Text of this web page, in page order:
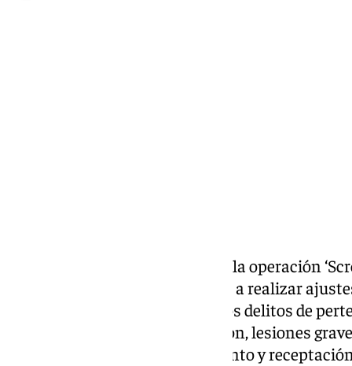
, en el marco de la operación
organización criminal dedicada a realizar
detenidas cinco personas por los delitos de
robo con violencia e intimidación, lesiones
drogas, falsificación de documento y